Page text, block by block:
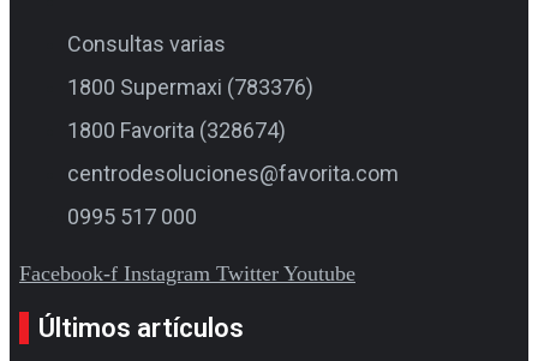
Consultas varias
1800 Supermaxi (783376)
1800 Favorita (328674)
centrodesoluciones@favorita.com
0995 517 000
Facebook-f Instagram Twitter Youtube
Últimos artículos